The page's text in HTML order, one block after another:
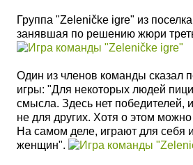
Группа "Zeleničke igre" из
занявшая по решению жюри
Один из членов команды сказал
игры: "Для некоторых людей
смысла. Здесь нет победителей,
не для других. Хотя о этом можно
На самом деле, играют для себя
женщин".